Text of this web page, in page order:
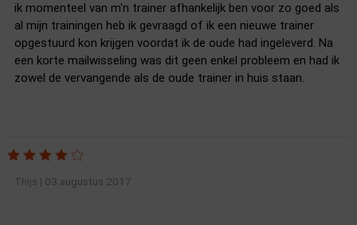
ik momenteel van m'n trainer afhankelijk ben voor zo goed als
al mijn trainingen heb ik gevraagd of ik een nieuwe trainer
opgestuurd kon krijgen voordat ik de oude had ingeleverd. Na
een korte mailwisseling was dit geen enkel probleem en had ik
zowel de vervangende als de oude trainer in huis staan.
Thijs 03 augustus 2017